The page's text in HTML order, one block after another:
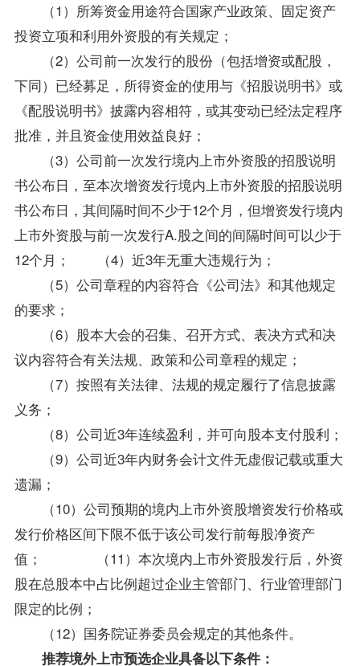
（1）所筹资金用途符合国家产业政策、固定资产
投资立项和利用外资股的有关规定；
（2）公司前一次发行的股份（包括增资或配股，
下同）已经募足，所得资金的使用与《招股说明书》或
《配股说明书》披露内容相符，或其变动已经法定程序
批准，并且资金使用效益良好；
（3）公司前一次发行境内上市外资股的招股说明
书公布日，至本次增资发行境内上市外资股的招股说明
书公布日，其间隔时间不少于12个月，但增资发行境内
上市外资股与前一次发行A.股之间的间隔时间可以少于
12个月； （4）近3年无重大违规行为；
（5）公司章程的内容符合《公司法》和其他规定
的要求；
（6）股本大会的召集、召开方式、表决方式和决
议内容符合有关法规、政策和公司章程的规定；
（7）按照有关法律、法规的规定履行了信息披露
义务；
（8）公司近3年连续盈利，并可向股本支付股利；
（9）公司近3年内财务会计文件无虚假记载或重大
遗漏；
（10）公司预期的境内上市外资股增资发行价格或
发行价格区间下限不低于该公司发行前每股净资产
值； （11）本次境内上市外资股发行后，外资
股在总股本中占比例超过企业主管部门、行业管理部门
限定的比例；
（12）国务院证券委员会规定的其他条件。
推荐境外上市预选企业具备以下条件：